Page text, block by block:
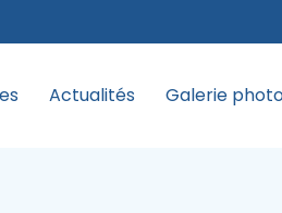
Actualités Galerie